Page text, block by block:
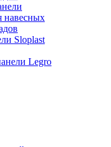
навесных
Sloplast
Legro